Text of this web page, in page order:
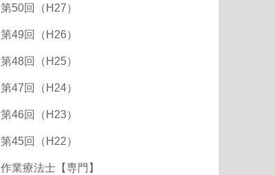
第50回（H27）
第49回（H26）
第48回（H25）
第47回（H24）
第46回（H23）
第45回（H22）
作業療法士【専門】